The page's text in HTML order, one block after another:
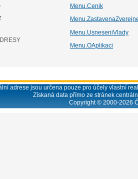
Menu.Cenik
Menu.UsneseniVlady
Menu.OAplikaci
adrese jsou určena pouze pro účely vlastní
Získaná data přímo ze stránek
Copyright © 2000-2026